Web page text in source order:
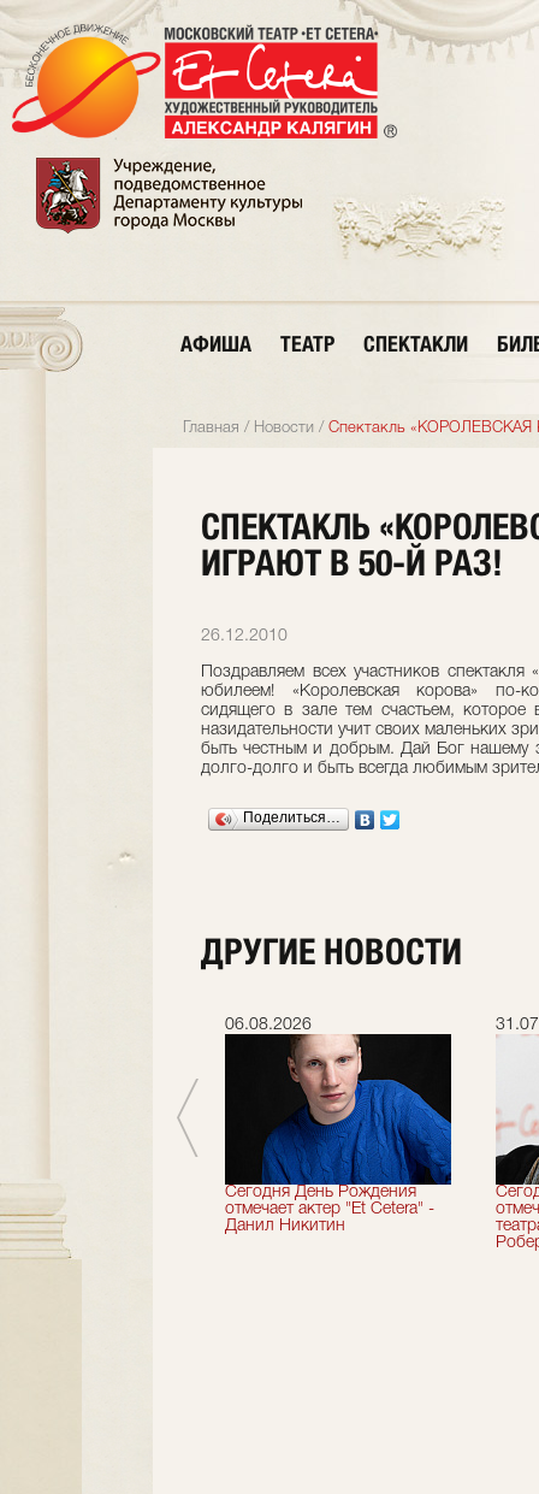
АФИША ТЕАТР СПЕКТАКЛИ
Главная / Новости / Спектакль «КОРОЛЕВСКАЯ
СПЕКТАКЛЬ
ИГРАЮТ В 50-Й РАЗ!
26.12.2010
Поздравляем всех участников
юбилеем! «Королевская корова» по-
сидящего в зале тем счастьем, которое
назидательности учит своих маленьких
быть честным и добрым. Дай Бог нашему
долго-долго и быть всегда любимым
Поделиться…
ДРУГИЕ НОВОСТИ
сезон!
06.08.2026
Сегодня День Рождения
отмечает актер "Et Cetera" -
Данил Никитин